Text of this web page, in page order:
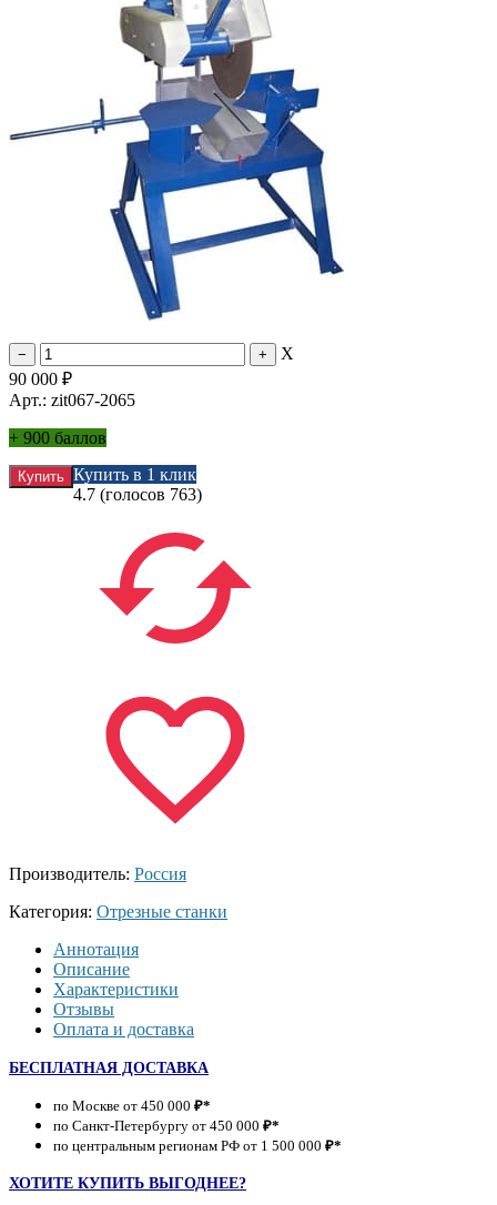
X
90 000 ₽
Арт.: zit067-2065
+ 900 баллов
Купить в 1 клик
4.7 (голосов 763)
Производитель: Россия
Категория: Отрезные станки
Аннотация
Описание
Характеристики
Отзывы
Оплата и доставка
БЕСПЛАТНАЯ ДОСТАВКА
по Москве от 450 000 ₽*
по Санкт-Петербургу от 450 000 ₽*
по центральным регионам РФ от 1 500 000 ₽*
ХОТИТЕ КУПИТЬ ВЫГОДНЕЕ?